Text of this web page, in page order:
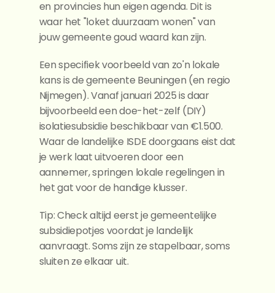
en provincies hun eigen agenda. Dit is
waar het "loket duurzaam wonen" van
jouw gemeente goud waard kan zijn.
Een specifiek voorbeeld van zo'n lokale
kans is de gemeente Beuningen (en regio
Nijmegen). Vanaf januari 2025 is daar
bijvoorbeeld een doe-het-zelf (DIY)
isolatiesubsidie beschikbaar van €1.500.
Waar de landelijke ISDE doorgaans eist dat
je werk laat uitvoeren door een
aannemer, springen lokale regelingen in
het gat voor de handige klusser.
Tip: Check altijd eerst je gemeentelijke
subsidiepotjes voordat je landelijk
aanvraagt. Soms zijn ze stapelbaar, soms
sluiten ze elkaar uit.